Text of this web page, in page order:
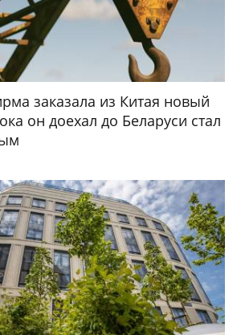
заказала из Китая новый
он доехал до Беларуси стал